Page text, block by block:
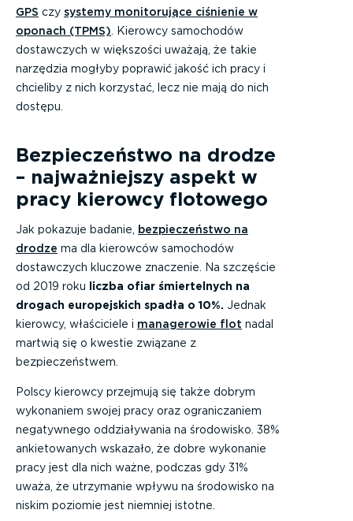
GPS czy systemy monitorujące ciśnienie w
oponach (TPMS) . Kierowcy samochodów
dostawczych w większości uważają, że takie
narzędzia mogłyby poprawić jakość ich pracy i
chcieliby z nich korzystać, lecz nie mają do nich
dostępu.
Bezpieczeństwo na drodze
– najważniejszy aspekt w
pracy kierowcy flotowego
Jak pokazuje badanie, bezpieczeństwo na
drodze ma dla kierowców samochodów
dostawczych kluczowe znaczenie. Na szczęście
od 2019 roku liczba ofiar śmiertelnych na
drogach europejskich spadła o 10%. Jednak
kierowcy, właściciele i managerowie flot nadal
martwią się o kwestie związane z
bezpieczeństwem.
Polscy kierowcy przejmują się także dobrym
wykonaniem swojej pracy oraz ograniczaniem
negatywnego oddziaływania na środowisko. 38%
ankietowanych wskazało, że dobre wykonanie
pracy jest dla nich ważne, podczas gdy 31%
uważa, że utrzymanie wpływu na środowisko na
niskim poziomie jest niemniej istotne.